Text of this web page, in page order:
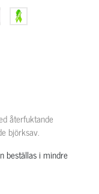
återfuktande
björksav.
beställas i mindre